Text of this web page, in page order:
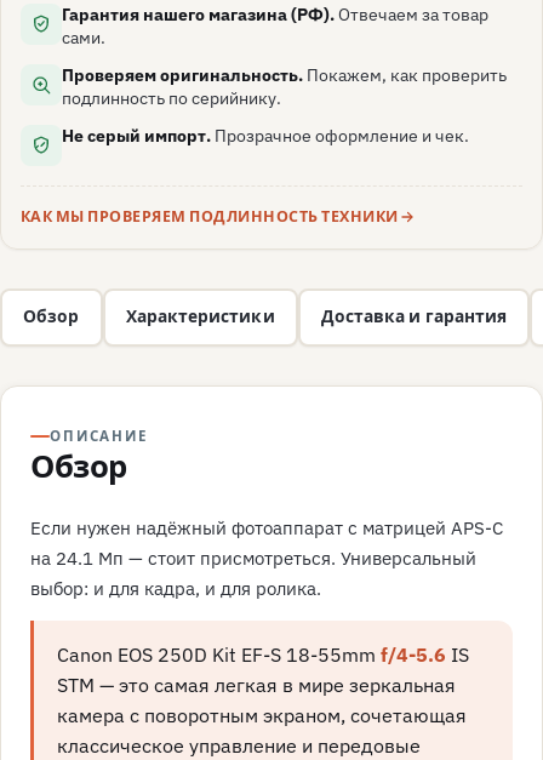
Гарантия нашего магазина (РФ).Отвечаем за товар
сами.
Проверяем оригинальность. Покажем, как проверить
подлинность по серийнику.
Не серый импорт. Прозрачное оформление и чек.
КАК МЫ ПРОВЕРЯЕМ ПОДЛИННОСТЬ ТЕХНИКИ
Обзор Характеристики Доставка и гарантия
ОПИСАНИЕ
Обзор
Если нужен надёжный фотоаппарат с матрицей APS-C
на 24.1 Мп — стоит присмотреться. Универсальный
выбор: и для кадра, и для ролика.
Canon EOS 250D Kit EF-S 18-55mmf/4-5.6 IS
STM — это самая легкая в мире зеркальная
камера с поворотным экраном, сочетающая
классическое управление и передовые